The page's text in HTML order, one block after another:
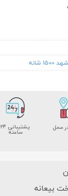
شانه
محل پشتیبانی ۲۴
ساعته
بیعانه